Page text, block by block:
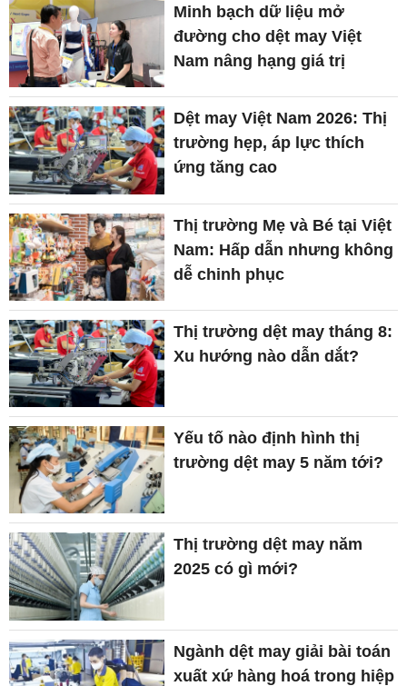
Minh bạch dữ liệu mở
đường cho dệt may Việt
Nam nâng hạng giá trị
Dệt may Việt Nam 2026: Thị
trường hẹp, áp lực thích
ứng tăng cao
Thị trường Mẹ và Bé tại Việt
Nam: Hấp dẫn nhưng không
dễ chinh phục
Thị trường dệt may tháng 8:
Xu hướng nào dẫn dắt?
Yếu tố nào định hình thị
trường dệt may 5 năm tới?
Thị trường dệt may năm
2025 có gì mới?
Ngành dệt may giải bài toán
xuất xứ hàng hoá trong hiệp